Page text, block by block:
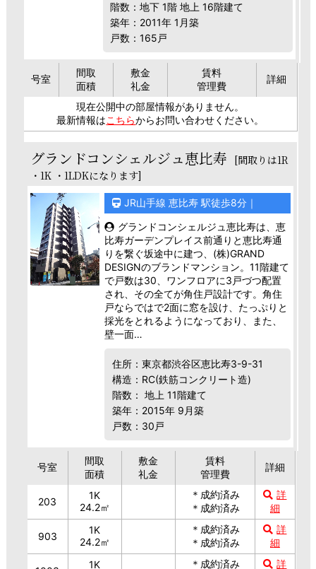
階数：地下 1階 地上 16階建て
築年：2011年 1月築
戸数：165戸
号室
間取
面積
敷金
礼金
賃料
管理費
詳細
現在公開中の部屋情報がありません。
最新情報はこちらからお問い合わせください。
グランドコンシェルジュ恵比寿 [間取りは1R
・1K ・1LDKになります]
JR山手線 恵比寿 駅徒歩8分｜
グランドコンシェルジュ恵比寿は、恵
比寿ガーデンプレイス前通りと恵比寿通
りを繋ぐ坂途中に建つ、(株)GRAND
DESIGNのブランドマンション。11階建て
で戸数は30、ワンフロアに3戸づつ配置
され、その全てが角住戸設計です。角住
戸ならではで2面に窓を設け、たっぷりと
採光をとれるようになっており、また、
壁一面…
住所：東京都渋谷区恵比寿3-9-31
構造：RC(鉄筋コンクリート造)
階数： 地上 11階建て
築年：2015年 9月築
戸数：30戸
号室
間取
面積
敷金
礼金
賃料
管理費
詳細
203
1K
24.2㎡
＊成約済み
＊成約済み
詳
細
903
1K
24.2㎡
＊成約済み
＊成約済み
詳
細
1K
＊成約済み
詳